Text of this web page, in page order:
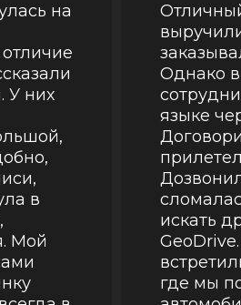
на
У них
в
Мой
Однако
языке
искать
где мы